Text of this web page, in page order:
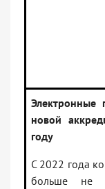
Электронные
новой
году
С 2022 года
больше не